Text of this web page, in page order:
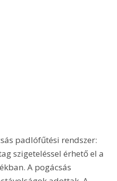
padlófűtési rendszer:
szigeteléssel érhető el a
A pogácsás